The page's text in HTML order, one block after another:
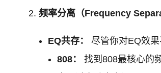
频率分离（Frequency
EQ共存：
尽管你对EQ效
808：
找到808最核心的